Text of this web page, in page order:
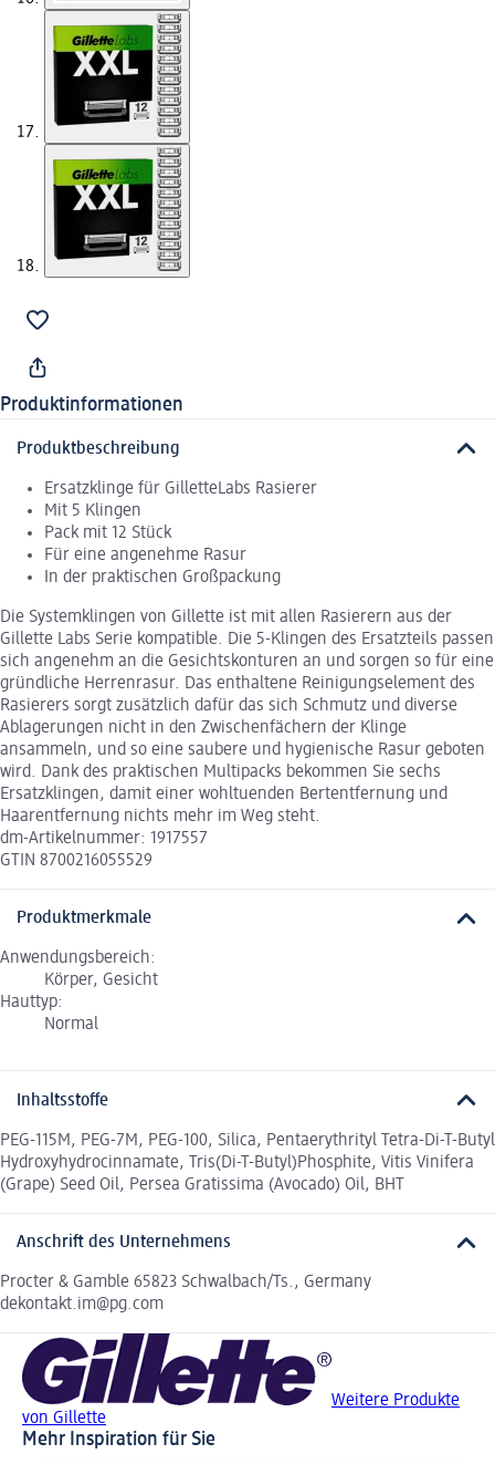
Produktinformationen
Produktbeschreibung
Ersatzklinge für GilletteLabs Rasierer
Mit 5 Klingen
Pack mit 12 Stück
Für eine angenehme Rasur
In der praktischen Großpackung
Die Systemklingen von Gillette ist mit allen Rasierern aus der
Gillette Labs Serie kompatible. Die 5-Klingen des Ersatzteils passen
sich angenehm an die Gesichtskonturen an und sorgen so für eine
gründliche Herrenrasur. Das enthaltene Reinigungselement des
Rasierers sorgt zusätzlich dafür das sich Schmutz und diverse
Ablagerungen nicht in den Zwischenfächern der Klinge
ansammeln, und so eine saubere und hygienische Rasur geboten
wird. Dank des praktischen Multipacks bekommen Sie sechs
Ersatzklingen, damit einer wohltuenden Bertentfernung und
Haarentfernung nichts mehr im Weg steht.
dm-Artikelnummer: 1917557
GTIN 8700216055529
Produktmerkmale
Anwendungsbereich:
Körper, Gesicht
Hauttyp:
Normal
Inhaltsstoffe
PEG-115M, PEG-7M, PEG-100, Silica, Pentaerythrityl Tetra-Di-T-Butyl
Hydroxyhydrocinnamate, Tris(Di-T-Butyl)Phosphite, Vitis Vinifera
(Grape) Seed Oil, Persea Gratissima (Avocado) Oil, BHT
Anschrift des Unternehmens
Procter & Gamble 65823 Schwalbach/Ts., Germany
dekontakt.im@pg.com
Weitere Produkte
von Gillette
Mehr Inspiration für Sie